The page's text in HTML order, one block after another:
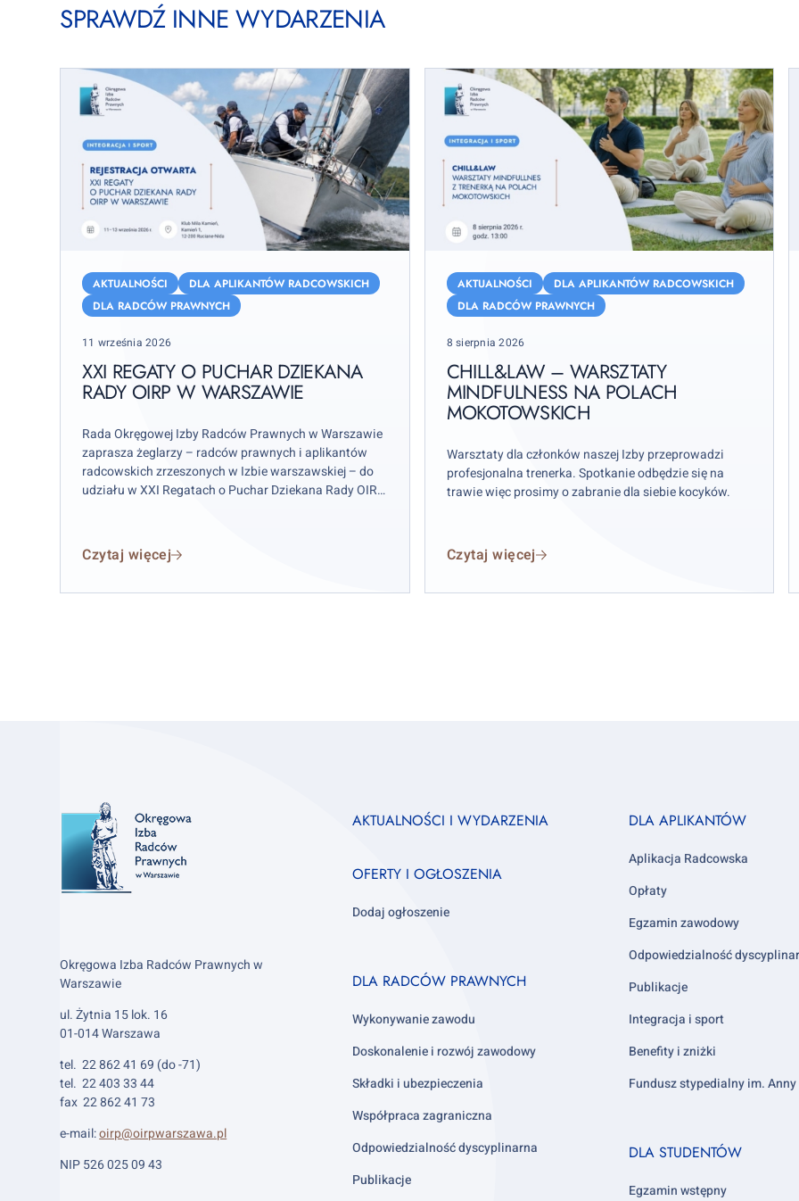
SPRAWDŹ INNE WYDARZENIA
Regaty
Dziekana
Rady
OIRP
Warszawie
AKTUALNOŚCI
DLA APLIKANTÓW RADCOWSKICH
DLA RADCÓW PRAWNYCH
Posted
11 września 2026
XXI REGATY O PUCHAR DZIEKANA
RADY OIRP W WARSZAWIE
Rada Okręgowej Izby Radców Prawnych w Warszawie
zaprasza żeglarzy – radców prawnych i aplikantów
radcowskich zrzeszonych w Izbie warszawskiej – do
udziału w XXI Regatach o Puchar Dziekana Rady OIRP
wydarzenie rozpocznie się już w piątek 11 września.
Czytaj więcej
warsztaty
Polach
Mokotowskich
AKTUALNOŚCI
DLA APLIKANTÓW RADCOWSKICH
DLA RADCÓW PRAWNYCH
Posted
8 sierpnia 2026
CHILL&LAW – WARSZTATY
MINDFULNESS NA POLACH
MOKOTOWSKICH
Warsztaty dla członków naszej Izby przeprowadzi
profesjonalna trenerka. Spotkanie odbędzie się na
trawie więc prosimy o zabranie dla siebie kocyków.
Czytaj więcej
Okręgowa Izba Radców Prawnych w
Warszawie
ul. Żytnia 15 lok. 16
01-014 Warszawa
tel. 22 862 41 69 (do -71)
tel. 22 403 33 44
fax 22 862 41 73
e-mail:oirp@oirpwarszawa.pl
NIP 526 025 09 43
Footer
AKTUALNOŚCI I WYDARZENIA
OFERTY I OGŁOSZENIA
Dodaj ogłoszenie
Footer
2
DLA RADCÓW PRAWNYCH
Wykonywanie zawodu
Doskonalenie i rozwój zawodowy
Składki i ubezpieczenia
Współpraca zagraniczna
Odpowiedzialność dyscyplinarna
Publikacje
Footer
3
DLA APLIKANTÓW
Aplikacja Radcowska
Opłaty
Egzamin zawodowy
Odpowiedzialność
Publikacje
Integracja i sport
Benefity i zniżki
Fundusz stypedialny im.
Footer
4
DLA STUDENTÓW
Egzamin wstępny